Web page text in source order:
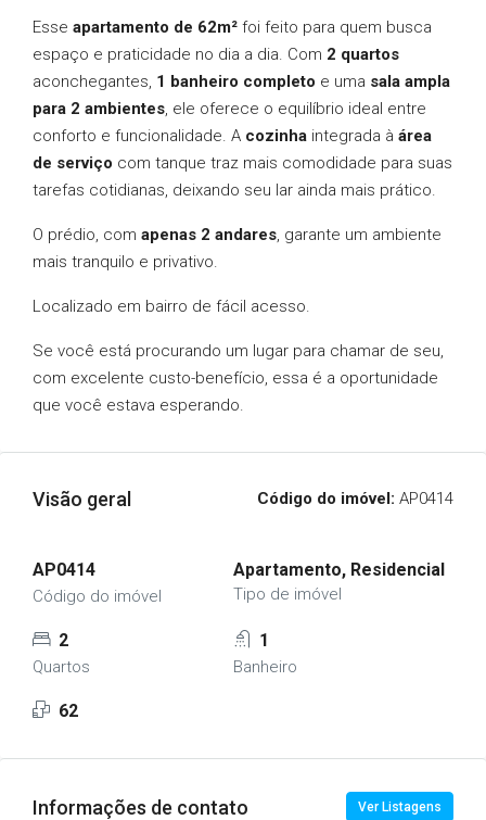
Esse apartamento de 62m² foi feito para quem busca
espaço e praticidade no dia a dia. Com 2 quartos
aconchegantes, 1 banheiro completo e uma sala ampla
para 2 ambientes, ele oferece o equilíbrio ideal entre
conforto e funcionalidade. A cozinha integrada à área
de serviço com tanque traz mais comodidade para suas
tarefas cotidianas, deixando seu lar ainda mais prático.
O prédio, com apenas 2 andares, garante um ambiente
mais tranquilo e privativo.
Localizado em bairro de fácil acesso.
Se você está procurando um lugar para chamar de seu,
com excelente custo-benefício, essa é a oportunidade
que você estava esperando.
Visão geral Código do imóvel: AP0414
AP0414
Código do imóvel
Apartamento, Residencial
Tipo de imóvel
2
Quartos
1
Banheiro
62
Informações de contato Ver Listagens